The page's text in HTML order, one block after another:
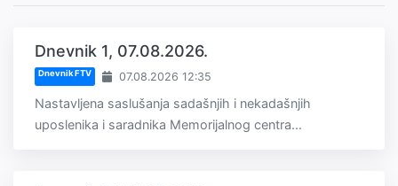
Dnevnik 1, 07.08.2026.
Dnevnik FTV 07.08.2026 12:35
Nastavljena saslušanja sadašnjih i nekadašnjih
uposlenika i saradnika Memorijalnog centra...